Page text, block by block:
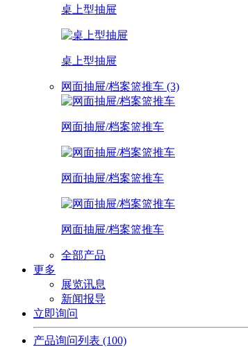
桌上型抽屉
桌上型抽屉
网面抽屉/档案篮推车 (3)
网面抽屉/档案篮推车
网面抽屉/档案篮推车
网面抽屉/档案篮推车
全部产品
更多
展览讯息
新闻报导
立即询问
产品询问列表 (100)